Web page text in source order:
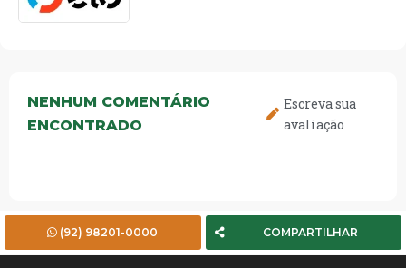
NENHUM COMENTÁRIO
ENCONTRADO
Escreva sua
avaliação
(92) 98201-0000 COMPARTILHAR